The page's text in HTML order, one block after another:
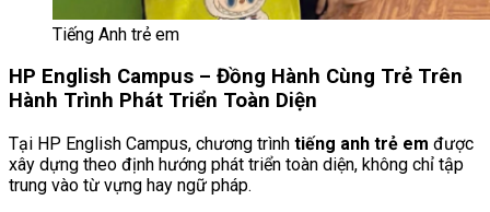
Tiếng Anh trẻ em
HP English Campus – Đồng Hành Cùng Trẻ Trên
Hành Trình Phát Triển Toàn Diện
Tại HP English Campus, chương trình tiếng anh trẻ em được
xây dựng theo định hướng phát triển toàn diện, không chỉ tập
trung vào từ vựng hay ngữ pháp.